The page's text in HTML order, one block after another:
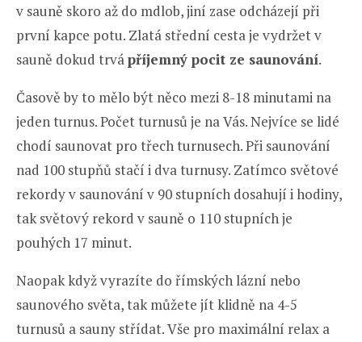
v sauně skoro až do mdlob, jiní zase odcházejí při
první kapce potu. Zlatá střední cesta je vydržet v
sauně dokud trvápříjemný pocit ze saunování.
Časově by to mělo být něco mezi 8-18 minutami na
jeden turnus. Počet turnusů je na Vás. Nejvíce se lidé
chodí saunovat pro třech turnusech. Při saunování
nad 100 stupňů stačí i dva turnusy. Zatímco světové
rekordy v saunování v 90 stupních dosahují i hodiny,
tak světový rekord v sauně o 110 stupních je
pouhých 17 minut.
Naopak když vyrazíte do římských lázní nebo
saunového světa, tak můžete jít klidně na 4-5
turnusů a sauny střídat. Vše pro maximální relax a